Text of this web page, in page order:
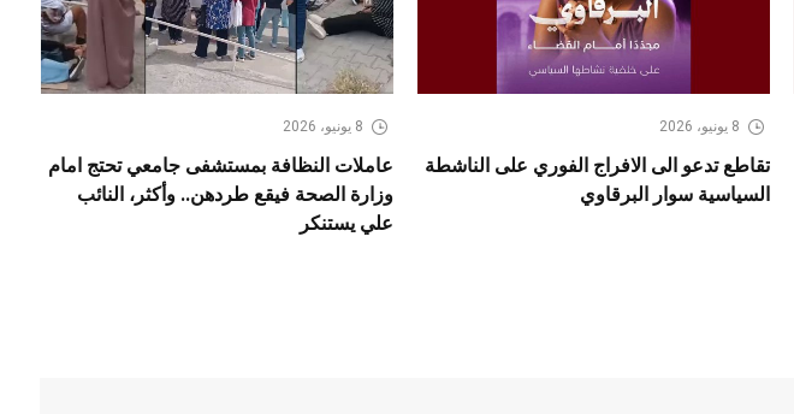
8 يونيو، 2026
تقاطع تدعو الى الافراج الفوري على الناشطة
السياسية سوار البرقاوي
8 يونيو، 2026
عاملات النظافة بمستشفى جامعي تحتج امام
وزارة الصحة فيقع طردهن.. وأكثر، النائب
علي يستنكر